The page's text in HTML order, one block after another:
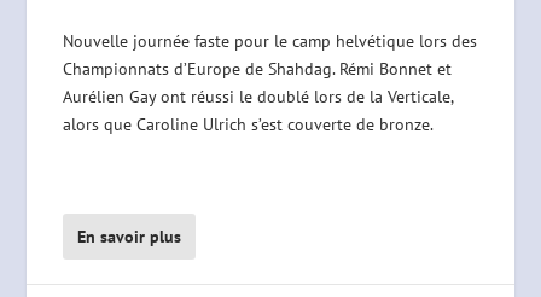
Nouvelle journée faste pour le camp helvétique lors des
Championnats d’Europe de Shahdag. Rémi Bonnet et
Aurélien Gay ont réussi le doublé lors de la Verticale,
alors que Caroline Ulrich s’est couverte de bronze.
En savoir plus